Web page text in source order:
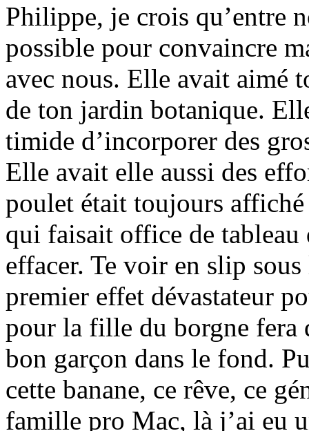
Philippe, je crois qu’entre
possible pour convaincre
avec nous. Elle avait aimé
de ton jardin botanique.
timide d’incorporer des
Elle avait elle aussi des
poulet était toujours affiché
qui faisait office de tableau
effacer. Te voir en slip
premier effet dévastateur
pour la fille du borgne fera
bon garçon dans le fond.
cette banane, ce rêve, ce
famille pro Mac, là j’ai eu